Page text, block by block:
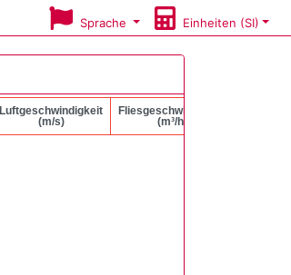
Sprache Einheiten (SI)
Luftgeschwindigkeit
(m/s)
Fliesgeschwindigkeit
(m³/h)